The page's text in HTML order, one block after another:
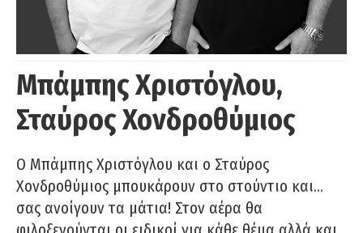
Μπάμπης Χριστόγλου,
Σταύρος Χονδροθύμιος
O Μπάμπης Χριστόγλου και ο Σταύρος
Χονδροθύμιος μπουκάρουν στο στούντιο και…
σας ανοίγουν τα μάτια! Στον αέρα θα